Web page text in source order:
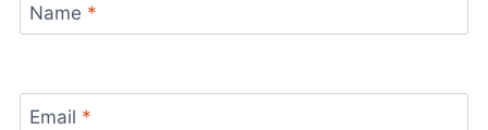
Name *
Email *